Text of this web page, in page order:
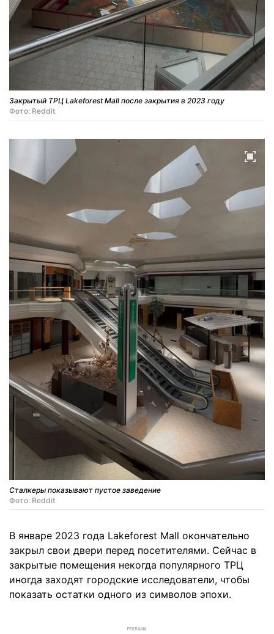
Закрытый ТРЦ Lakeforest Mall после закрытия в 2023 году
Фото: Reddit
Сталкеры показывают пустое заведение
Фото: Reddit
В январе 2023 года Lakeforest Mall окончательно
закрыл свои двери перед посетителями. Сейчас в
закрытые помещения некогда популярного ТРЦ
иногда заходят городские исследователи, чтобы
показать остатки одного из символов эпохи.
РЕКЛАМА